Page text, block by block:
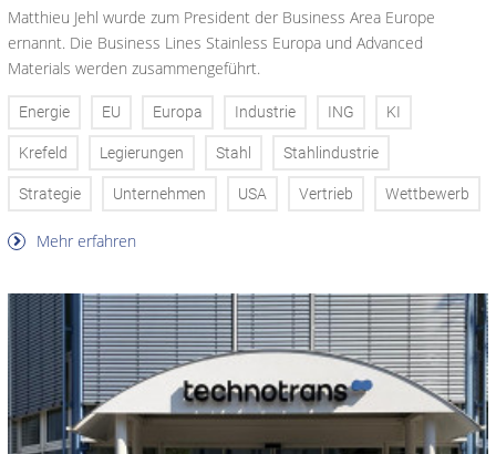
Matthieu Jehl wurde zum President der Business Area Europe
ernannt. Die Business Lines Stainless Europa und Advanced
Materials werden zusammengeführt.
Energie EU Europa Industrie ING KI
Krefeld Legierungen Stahl Stahlindustrie
Strategie Unternehmen USA Vertrieb Wettbewerb
Mehr erfahren